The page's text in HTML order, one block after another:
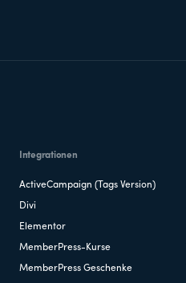
Integrationen
ActiveCampaign (Tags Version)
Divi
Elementor
MemberPress-Kurse
MemberPress Geschenke